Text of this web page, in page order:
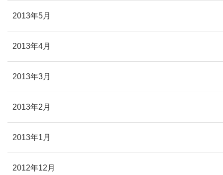
2013年5月
2013年4月
2013年3月
2013年2月
2013年1月
2012年12月